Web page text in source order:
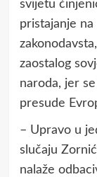
svijetu
pristajanje
zaostalog
naroda, jer
presude
– Upravo u
slučaju
nalaže